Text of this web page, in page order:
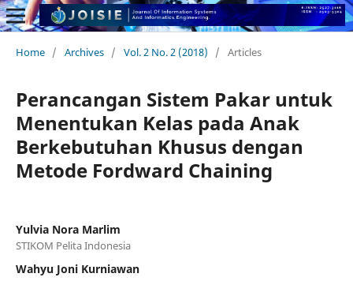
Home / Archives / Vol. 2 No. 2 (2018) / Articles
Perancangan Sistem Pakar untuk
Menentukan Kelas pada Anak
Berkebutuhan Khusus dengan
Metode Fordward Chaining
Yulvia Nora Marlim
STIKOM Pelita Indonesia
Wahyu Joni Kurniawan